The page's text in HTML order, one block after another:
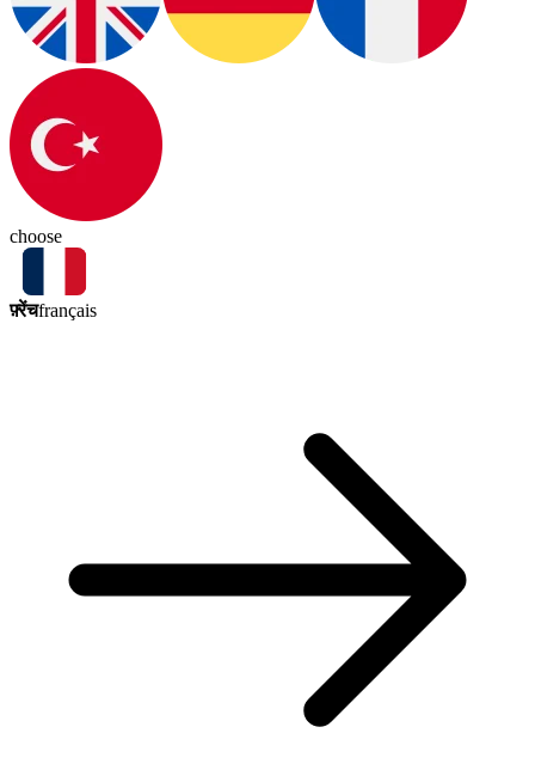
choose
फ़्रेंचfrançais